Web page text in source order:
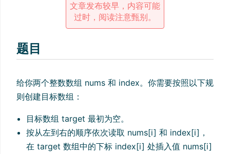
文章发布较早，内容可能
过时，阅读注意甄别。
题目
给你两个整数数组 nums 和 index。你需要按照以下规
则创建目标数组：
目标数组 target 最初为空。
按从左到右的顺序依次读取 nums[i] 和 index[i]，
在 target 数组中的下标 index[i] 处插入值 nums[i]